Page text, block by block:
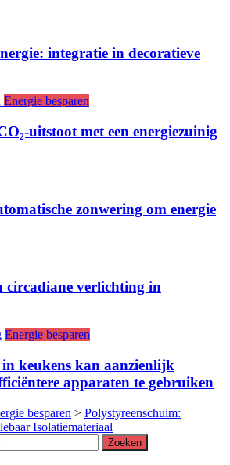
integratie in decoratieve
Energie besparen
uitstoot met een energiezuinig
zonwering om energie
circadiane verlichting in
Energie besparen
keukens kan aanzienlijk
apparaten te gebruiken
besparen > Polystyreenschuim:
Isolatiemateriaal